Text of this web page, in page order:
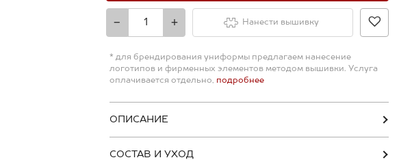
+
- Нанести вышивку
* для брендирования униформы предлагаем нанесение
логотипов и фирменных элементов методом вышивки. Услуга
оплачивается отдельно, подробнее
ОПИСАНИЕ
СОСТАВ И УХОД